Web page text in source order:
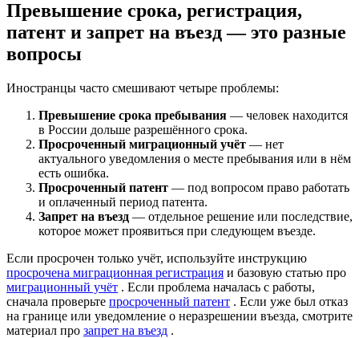
Превышение срока, регистрация,
патент и запрет на въезд — это разные
вопросы
Иностранцы часто смешивают четыре проблемы:
Превышение срока пребывания — человек находится
в России дольше разрешённого срока.
Просроченный миграционный учёт — нет
актуального уведомления о месте пребывания или в нём
есть ошибка.
Просроченный патент — под вопросом право работать
и оплаченный период патента.
Запрет на въезд — отдельное решение или последствие,
которое может проявиться при следующем въезде.
Если просрочен только учёт, используйте инструкцию
просрочена миграционная регистрация и базовую статью про
миграционный учёт . Если проблема началась с работы,
сначала проверьте просроченный патент . Если уже был отказ
на границе или уведомление о неразрешении въезда, смотрите
материал про запрет на въезд .